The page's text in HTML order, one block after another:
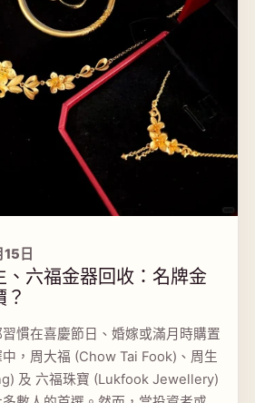
日
、六福金器回收：名牌金
慣在喜慶節日、婚嫁或滿月時購置
，周大福 (Chow Tai Fook)、周生
及 六福珠寶 (Lukfook Jewellery)